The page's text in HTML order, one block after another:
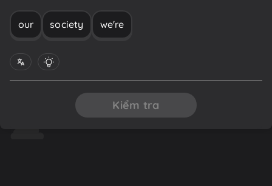
our society we're
Kiểm tra